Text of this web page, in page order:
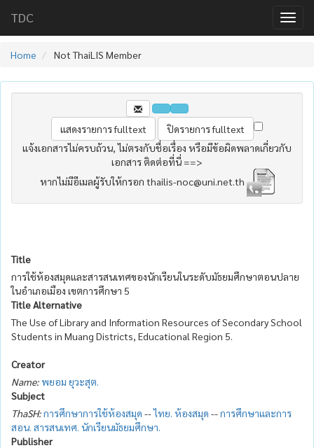
TDC
Home Not ThaiLIS Member
แจ้งเอกสารไม่ครบถ้วน, ไม่ตรงกับชื่อเรื่อง หรือมีข้อผิดพลาดเกี่ยวกับ
เอกสาร ติดต่อที่นี่ ==>
หากไม่มีอีเมลผู้รับให้กรอก thailis-noc@uni.net.th
Title
การใช้ห้องสมุดและสารสนเทศของนักเรียนในระดับมัธยมศึกษาตอนปลาย
ในอำเภอเมือง เขตการศึกษา 5
Title Alternative
The Use of Library and Information Resources of Secondary School
Students in Muang Districts, Educational Region 5.
Creator
Name:พยอม ยุวะสุต.
Subject
ThaSH:การศึกษาการใช้ห้องสมุด --ไทย. ห้องสมุด --การศึกษาและการ
สอน. สารสนเทศ. นักเรียนมัธยมศึกษา.
Publisher